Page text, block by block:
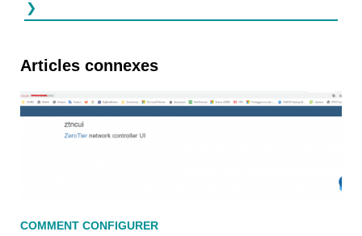
❯
Articles connexes
COMMENT CONFIGURER